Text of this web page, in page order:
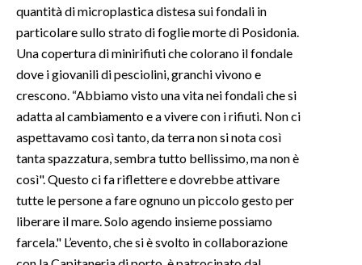
INSULARITÀ
ABBONATI
ANNUNCI
NECROLOGI
PUBBLICITÀ
STORE
quantità di microplastica distesa sui fondali in
particolare sullo strato di foglie morte di Posidonia.
Una copertura di minirifiuti che colorano il fondale
dove i giovanili di pesciolini, granchi vivono e
crescono. “Abbiamo visto una vita nei fondali che si
adatta al cambiamento e a vivere con i rifiuti. Non ci
aspettavamo così tanto, da terra non si nota così
tanta spazzatura, sembra tutto bellissimo, ma non è
così". Questo ci fa riflettere e dovrebbe attivare
tutte le persone a fare ognuno un piccolo gesto per
liberare il mare. Solo agendo insieme possiamo
farcela." L’evento, che si è svolto in collaborazione